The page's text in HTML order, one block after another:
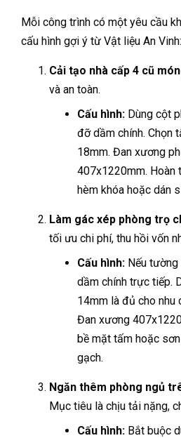
Mỗi công trình có một yêu cầu
cấu hình gợi ý từ Vật liệu An Vinh:
Cải tạo nhà cấp 4 cũ
và an toàn.
Cấu hình: Dùng cột
đỡ dầm chính. Chọn
18mm. Đan xương
407x1220mm. Hoàn
hèm khóa hoặc dán
Làm gác xép phòng trọ
tối ưu chi phí, thu hồi vốn
Cấu hình: Nếu
dầm chính trực tiếp.
14mm là đủ cho nhu
Đan xương
bề mặt tấm hoặc
gạch.
Ngăn thêm phòng ngủ
Mục tiêu là chịu tải nặng,
Cấu hình: Bắt buộc